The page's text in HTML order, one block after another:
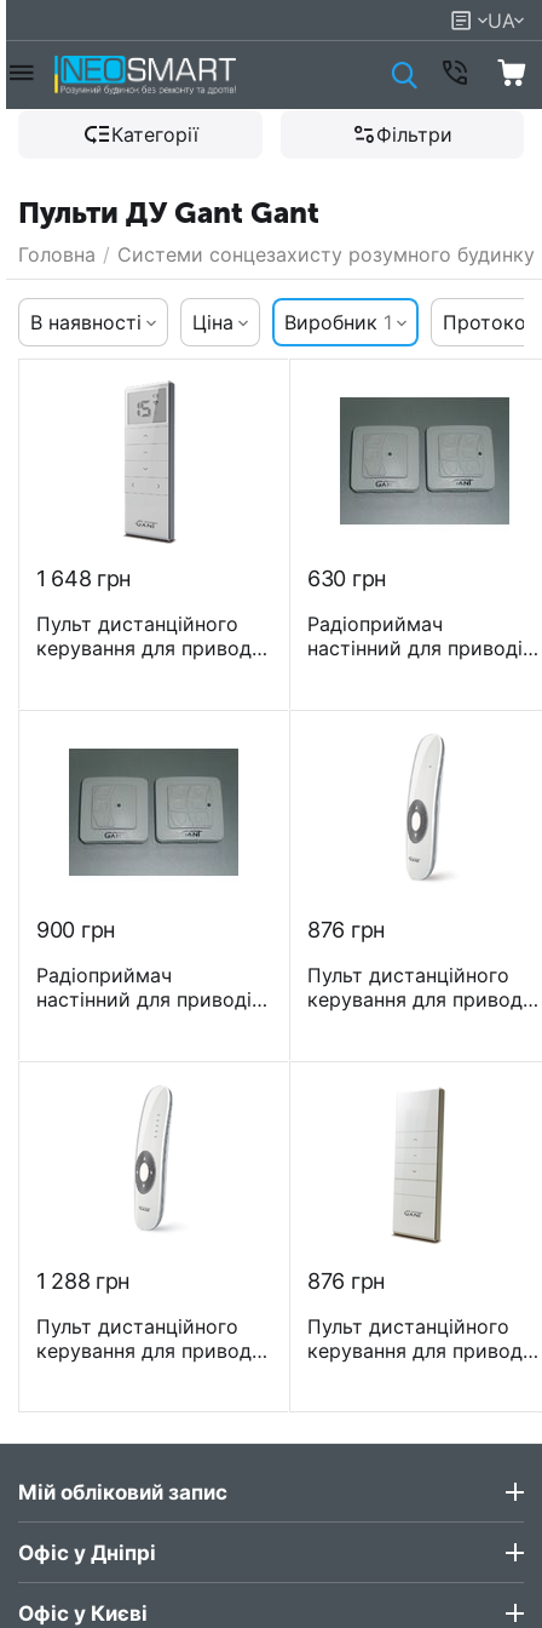
UA
Категорії Фільтри
Пульти ДУ Gant Gant
Головна / Системи сонцезахисту розумного будинку
В наявності Ціна Виробник 1 Протокол
1 648 грн
Пульт дистанційного
керування для приводів
‍630‍ грн
Радіоприймач
настінний для приводів
‍900‍ грн
Радіоприймач
настінний для приводів
‍876‍ грн
Пульт дистанційного
керування для приводів
1 288 грн
Пульт дистанційного
керування для приводів
‍876‍ грн
Пульт дистанційного
керування для приводів
Мій обліковий запис
Офіс у Дніпрі
Офіс у Києві